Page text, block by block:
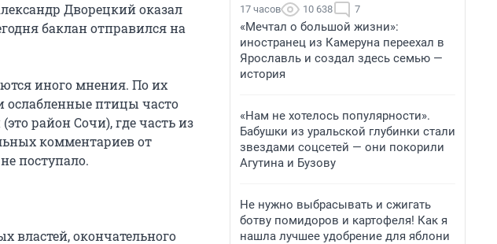
Дворецкий оказал
баклан отправился на
иного мнения. По их
ослабленные птицы часто
район Сочи), где часть из
комментариев от
поступало.
властей, окончательного
17 часов 10 638 7
«Мечтал о большой жизни»:
иностранец из Камеруна переехал в
Ярославль и создал здесь семью —
история
«Нам не хотелось популярности».
Бабушки из уральской глубинки стали
звездами соцсетей — они покорили
Агутина и Бузову
Не нужно выбрасывать и сжигать
ботву помидоров и картофеля! Как я
нашла лучшее удобрение для яблони